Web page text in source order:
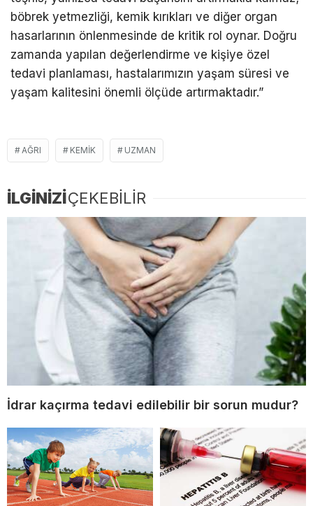
böbrek yetmezliği, kemik kırıkları ve diğer organ
hasarlarının önlenmesinde de kritik rol oynar. Doğru
zamanda yapılan değerlendirme ve kişiye özel
tedavi planlaması, hastalarımızın yaşam süresi ve
yaşam kalitesini önemli ölçüde artırmaktadır.”
AĞRI KEMIK UZMAN
İLGİNİZİÇEKEBİLİR
İdrar kaçırma tedavi edilebilir bir sorun mudur?